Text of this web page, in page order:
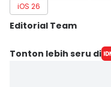
iOS 26
Editorial Team
Editor
Tonton lebih seru di